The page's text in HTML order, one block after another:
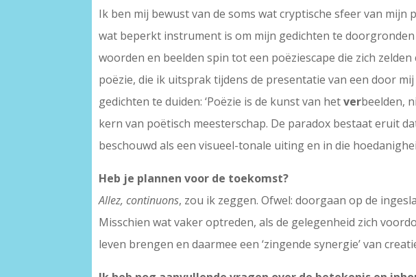
Ik ben mij bewust van de soms wat cryptische sfeer van mijn
wat beperkt instrument is om mijn gedichten te
woorden en beelden spin tot een poëziescape die zich
poëzie, die ik uitsprak tijdens de presentatie van een door
gedichten te duiden: ‘Poëzie is de kunst van hetverbeelden,
kern van poëtisch meesterschap. De paradox bestaat eruit
beschouwd als een visueel-tonale uiting en in die
Heb je plannen voor de toekomst?
Allez, continuons, zou ik zeggen. Ofwel: doorgaan op de
Misschien wat vaker optreden, als de gelegenheid zich
leven brengen en daarmee een ‘zingende synergie’ van